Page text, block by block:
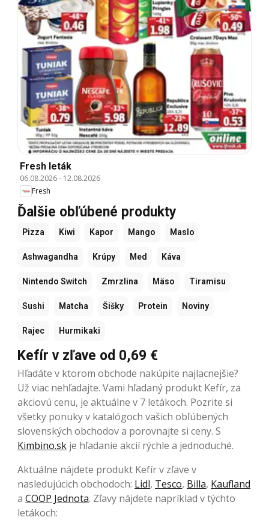
Fresh leták
06.08.2026- 12.08.2026
Fresh
Ďalšie obľúbené produkty
Pizza Kiwi Kapor Mango Maslo
Ashwagandha Krúpy Med Káva
Nintendo Switch Zmrzlina Mäso Tiramisu
Sushi Matcha Šišky Protein Noviny
Rajec Hurmikaki
Kefír v zľave od 0,69 €
Hľadáte v ktorom obchode nakúpite najlacnejšie?
Už viac nehľadajte. Vami hľadaný produkt Kefír, za
akciovú cenu, je aktuálne v 7 letákoch. Pozrite si
všetky ponuky v katalógoch vašich obľúbených
slovenských obchodov a porovnajte si ceny. S
Kimbino.sk je hľadanie akcií rýchle a jednoduché.
Aktuálne nájdete produkt Kefír v zľave v
nasledujúcich obchodoch: Lidl, Tesco, Billa, Kaufland
a COOP Jednota. Zľavy nájdete napríklad v týchto
letákoch: